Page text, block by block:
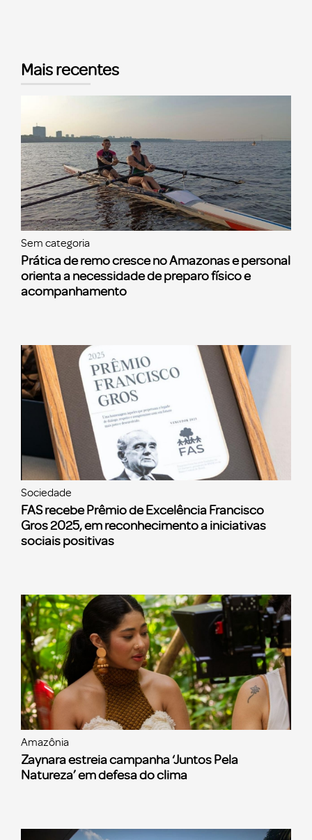
Mais recentes
Sem categoria
Prática de remo cresce no Amazonas e personal
orienta a necessidade de preparo físico e
acompanhamento
Sociedade
FAS recebe Prêmio de Excelência Francisco
Gros 2025, em reconhecimento a iniciativas
sociais positivas
Amazônia
Zaynara estreia campanha ‘Juntos Pela
Natureza’ em defesa do clima